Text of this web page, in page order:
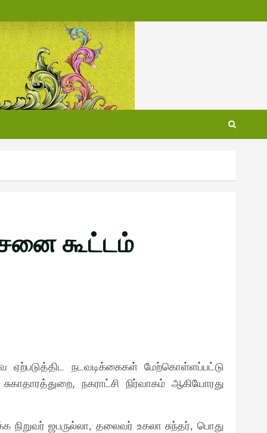
கூட்டம்
ஏற்படுத்திட நடவடிக்கைகள் மேற்கொள்ளப்பட்டு
,நகராட்சி நிர்வாகம் ஆகியோரது
நிறுவர் ஜபருல்லா, தலைவர் உகலா சுந்தர்,பொது